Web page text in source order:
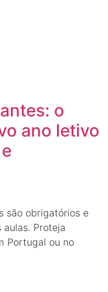
o
ano letivo
são obrigatórios e
Proteja
Portugal ou no